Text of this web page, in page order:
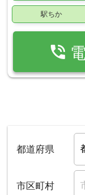
駅ちか
phone_in_talk
都道府県
市区町村